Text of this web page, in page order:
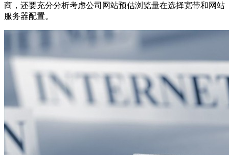
商，还要充分分析考虑公司网站预估浏览量在选择宽带和网站
服务器配置。